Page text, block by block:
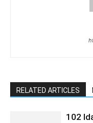
RELATED ARTICLES
102